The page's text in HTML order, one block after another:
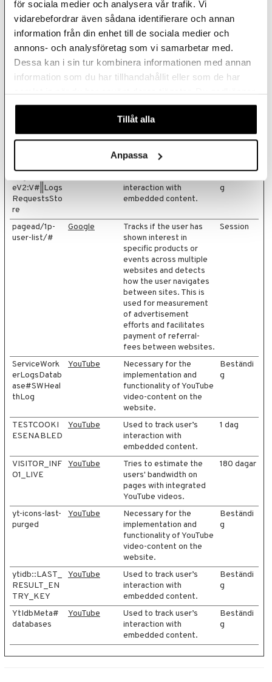
för sociala medier och analysera vår trafik. Vi
vidarebefordrar även sådana identifierare och annan
information från din enhet till de sociala medier och
annons- och analysföretag som vi samarbetar med.
Dessa kan i sin tur kombinera informationen med annan
information som du har tillhandahållit eller som de har
våra cookies vid fortsatt användande av vår webbplats.
Tillåt alla
Anpassa
optimise the relevance
of the advertisements
on the website.
fbssls_
Meta
Platforms,
Inc.
Collects data on the
visitor’s use of the
comment system on the
website, and what
purposes.
Session
LAST_RESU
YouTube
Used to track user’s
embedded content.
Session
eV2:V#||Logs
RequestsSto
re
interaction with
embedded content.
g
pagead/1p-
user-list/#
Google
Tracks if the user has
shown interest in
specific products or
events across multiple
websites and detects
how the user navigates
between sites. This is
used for measurement
of advertisement
efforts and facilitates
payment of referral-
fees between websites.
Session
ServiceWork
erLogsDatab
ase#SWHeal
thLog
YouTube
Necessary for the
implementation and
functionality of YouTube
video-content on the
website.
Beständi
g
TESTCOOKI
ESENABLED
YouTube
Used to track user’s
interaction with
embedded content.
1 dag
VISITOR_INF
O1_LIVE
YouTube
Tries to estimate the
users' bandwidth on
pages with integrated
YouTube videos.
180 dagar
yt-icons-last-
purged
YouTube
Necessary for the
implementation and
functionality of YouTube
video-content on the
website.
Beständi
g
ytidb::LAST_
RESULT_EN
TRY_KEY
YouTube
Used to track user’s
interaction with
embedded content.
Beständi
g
YtIdbMeta#
databases
YouTube
Used to track user’s
interaction with
embedded content.
Beständi
g